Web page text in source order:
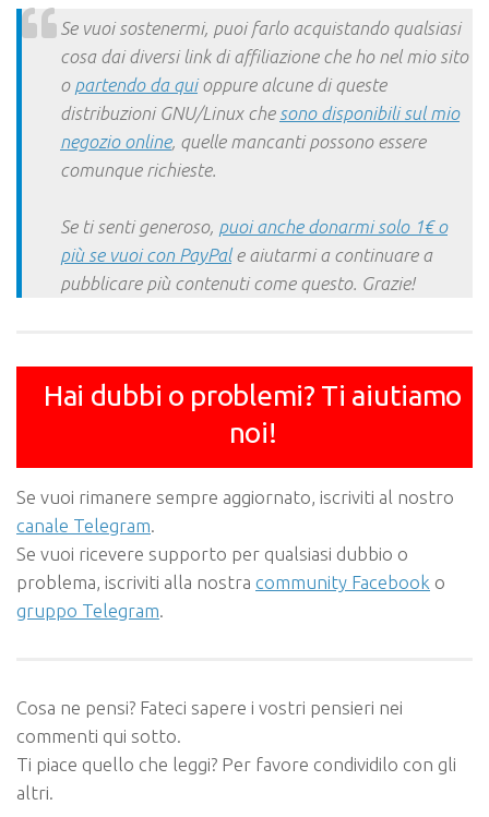
Se vuoi sostenermi, puoi farlo acquistando qualsiasi
cosa dai diversi link di affiliazione che ho nel mio sito
o partendo da quioppure alcune di queste
distribuzioni GNU/Linux che sono disponibili sul mio
negozio online, quelle mancanti possono essere
comunque richieste.
Se ti senti generoso, puoi anche donarmi solo 1€ o
più se vuoi con PayPale aiutarmi a continuare a
pubblicare più contenuti come questo. Grazie!
Hai dubbi o problemi? Ti aiutiamo
noi!
Se vuoi rimanere sempre aggiornato, iscriviti al nostro
canale Telegram.
Se vuoi ricevere supporto per qualsiasi dubbio o
problema, iscriviti alla nostra community Facebook o
gruppo Telegram.
Cosa ne pensi? Fateci sapere i vostri pensieri nei
commenti qui sotto.
Ti piace quello che leggi? Per favore condividilo con gli
altri.